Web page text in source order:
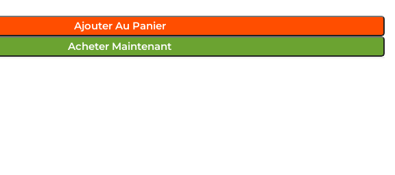
Ajouter Au Panier
Acheter Maintenant